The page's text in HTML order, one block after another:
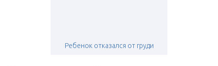
Ребенок отказался от груди